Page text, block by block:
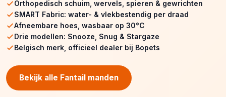
Orthopedisch schuim, wervels, spieren & gewrichten
SMART Fabric: water- & vlekbestendig per draad
Afneembare hoes, wasbaar op 30°C
Drie modellen: Snooze, Snug & Stargaze
Belgisch merk, officieel dealer bij Bopets
Bekijk alle Fantail manden